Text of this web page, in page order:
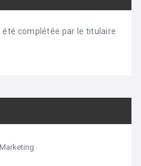
été complétée par le titulaire
Marketing